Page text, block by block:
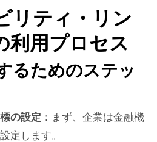
リティ・リン
利用プロセス
るためのステッ
の設定 ：まず、企業は金融機
定します。